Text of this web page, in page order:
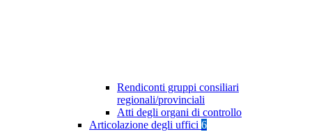
Rendiconti gruppi consiliari
regionali/provinciali
Atti degli organi di controllo
Articolazione degli uffici 6